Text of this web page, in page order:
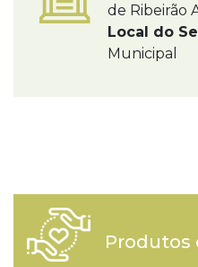
de Ribeirão
Local do
Municipal
Produtos